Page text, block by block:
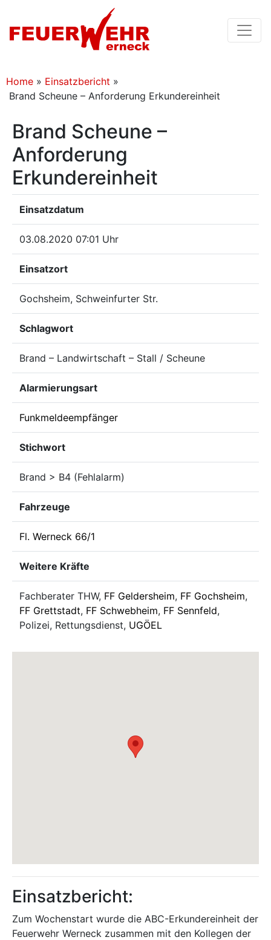
Home » Einsatzbericht »
Brand Scheune – Anforderung Erkundereinheit
Brand Scheune –
Anforderung
Erkundereinheit
Einsatzdatum
03.08.2020 07:01 Uhr
Einsatzort
Gochsheim, Schweinfurter Str.
Schlagwort
Brand – Landwirtschaft – Stall / Scheune
Alarmierungsart
Funkmeldeempfänger
Stichwort
Brand > B4 (Fehlalarm)
Fahrzeuge
Fl. Werneck 66/1
Weitere Kräfte
Fachberater THW, FF Geldersheim, FF Gochsheim,
FF Grettstadt, FF Schwebheim, FF Sennfeld,
Polizei, Rettungsdienst, UGÖEL
Einsatzbericht:
Zum Wochenstart wurde die ABC-Erkundereinheit der
Feuerwehr Werneck zusammen mit den Kollegen der